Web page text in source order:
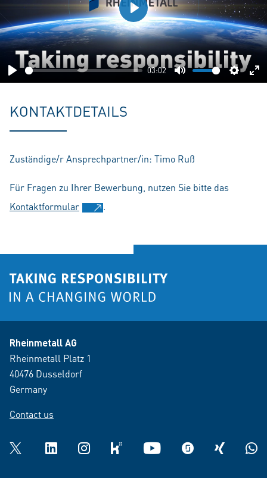
Play
03:02
Mute
Play
KONTAKTDETAILS
Zuständige/r Ansprechpartner/in: Timo Ruß
Für Fragen zu Ihrer Bewerbung, nutzen Sie bitte das
Kontaktformular
.
Rheinmetall AG
Rheinmetall Platz 1
40476 Dusseldorf
Germany
Contact us
Twitter LinkedInInstagramkununu YouTube glassdoorXING